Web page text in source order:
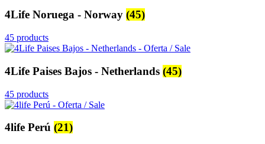
4Life Noruega - Norway (45)
45 products
4Life Paises Bajos - Netherlands (45)
45 products
4life Perú (21)